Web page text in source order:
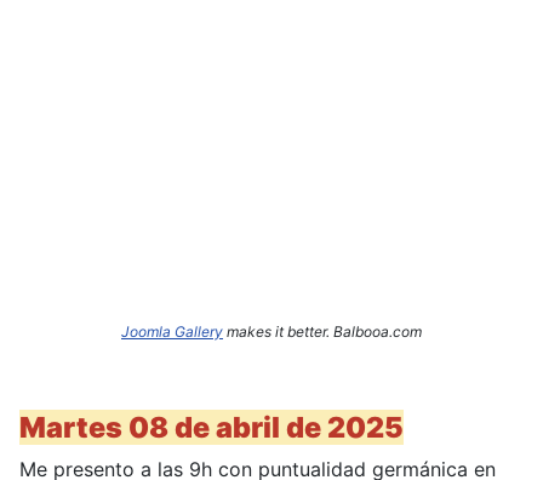
Joomla Gallery makes it better. Balbooa.com
Martes 08 de abril de 2025
Me presento a las 9h con puntualidad germánica en